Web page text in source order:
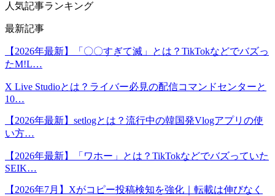
人気記事ランキング
最新記事
【2026年最新】「〇〇すぎて滅」とは？TikTokなどでバズっ
たM!L…
X Live Studioとは？ライバー必見の配信コマンドセンターと
10…
【2026年最新】setlogとは？流行中の韓国発Vlogアプリの使
い方…
【2026年最新】「ワホー」とは？TikTokなどでバズっていた
SEIK…
【2026年7月】Xがコピー投稿検知を強化｜転載は伸びなく